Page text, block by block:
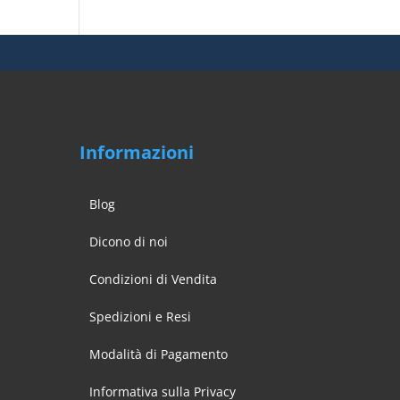
Informazioni
Blog
Dicono di noi
Condizioni di Vendita
Spedizioni e Resi
Modalità di Pagamento
Informativa sulla Privacy